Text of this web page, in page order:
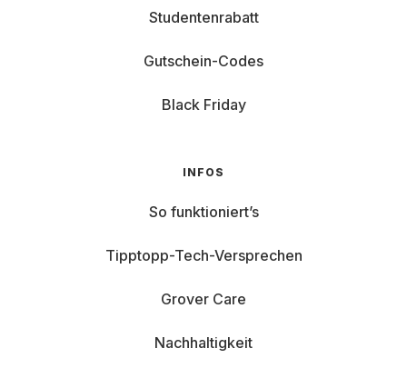
Studentenrabatt
Gutschein-Codes
Black Friday
INFOS
So funktioniert’s
Tipptopp-Tech-Versprechen
Grover Care
Nachhaltigkeit